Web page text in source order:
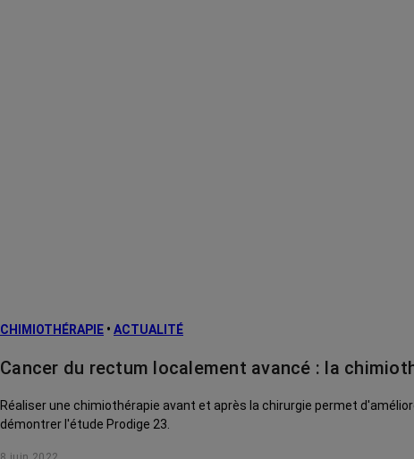
CHIMIOTHÉRAPIE • ACTUALITÉ
Cancer du rectum localement avancé : la
Réaliser une chimiothérapie avant et après la chirurgie permet
démontrer l'étude Prodige 23.